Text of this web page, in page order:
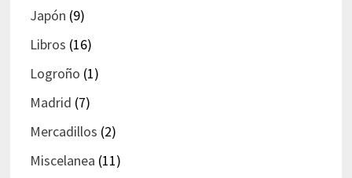
Japón (9)
Libros (16)
Logroño (1)
Madrid (7)
Mercadillos (2)
Miscelanea (11)